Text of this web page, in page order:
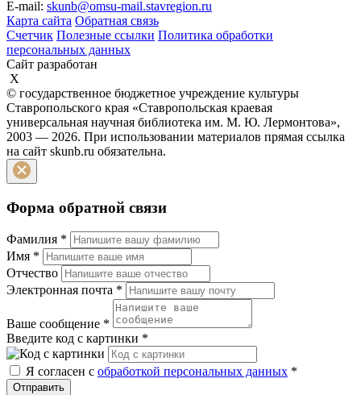
E-mail: skunb@omsu-mail.stavregion.ru
Карта сайта Обратная связь
Счетчик Полезные ссылки Политика обработки
персональных данных
Сайт разработан
X
© государственное бюджетное учреждение культуры
Ставропольского края «Ставропольская краевая
универсальная научная библиотека им. М. Ю. Лермонтова»,
2003 — 2026. При использовании материалов прямая ссылка
на сайт skunb.ru обязательна.
Форма обратной связи
Фамилия *
Имя *
Отчество
Электронная почта *
Ваше сообщение *
Введите код с картинки *
Я согласен с обработкой персональных данных *
Отправить